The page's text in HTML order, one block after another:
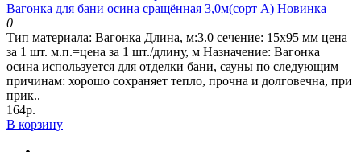
Вагонка для бани осина сращённая 3,0м(сорт А) Новинка
0
Тип материала: Вагонка Длина, м:3.0 сечение: 15х95 мм цена
за 1 шт. м.п.=цена за 1 шт./длину, м Назначение: Вагонка
осина используется для отделки бани, сауны по следующим
причинам: хорошо сохраняет тепло, прочна и долговечна, при
прик..
164р.
В корзину